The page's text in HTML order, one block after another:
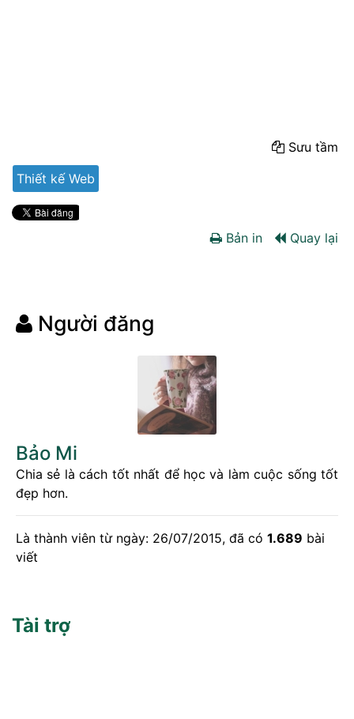
Sưu tầm
Thiết kế Web
Bản in Quay lại
Người đăng
Bảo Mi
Chia sẻ là cách tốt nhất để học và làm cuộc sống tốt
đẹp hơn.
Là thành viên từ ngày: 26/07/2015, đã có 1.689 bài
viết
Tài trợ